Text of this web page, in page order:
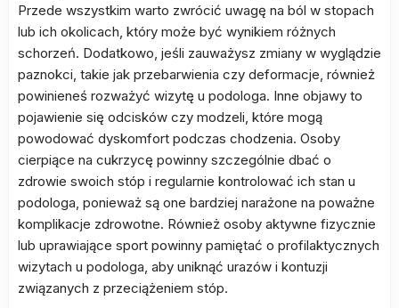
Przede wszystkim warto zwrócić uwagę na ból w stopach
lub ich okolicach, który może być wynikiem różnych
schorzeń. Dodatkowo, jeśli zauważysz zmiany w wyglądzie
paznokci, takie jak przebarwienia czy deformacje, również
powinieneś rozważyć wizytę u podologa. Inne objawy to
pojawienie się odcisków czy modzeli, które mogą
powodować dyskomfort podczas chodzenia. Osoby
cierpiące na cukrzycę powinny szczególnie dbać o
zdrowie swoich stóp i regularnie kontrolować ich stan u
podologa, ponieważ są one bardziej narażone na poważne
komplikacje zdrowotne. Również osoby aktywne fizycznie
lub uprawiające sport powinny pamiętać o profilaktycznych
wizytach u podologa, aby uniknąć urazów i kontuzji
związanych z przeciążeniem stóp.